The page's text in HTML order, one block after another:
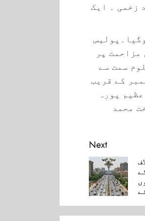
زخمی ۔ ایک
پر
سمت سے
کے قریب
پورہ
محمد
Next